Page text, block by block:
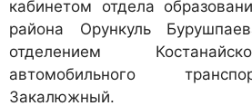
кабинетом отдела
района Орункуль
отделением
автомобильного
Закалюжный.